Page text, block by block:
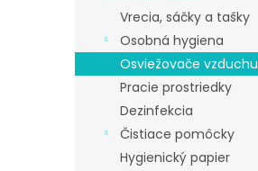
Vrecia, sáčky a tašky
Osobná hygiena
Osviežovače vzduchu
Pracie prostriedky
Dezinfekcia
Čistiace pomôcky
Hygienický papier